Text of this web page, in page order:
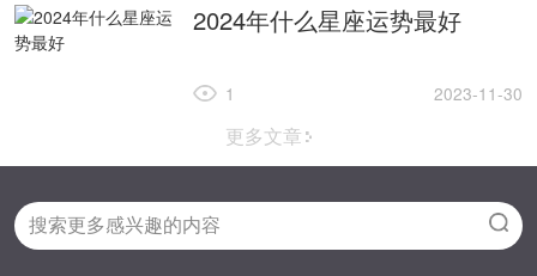
2024年什么星座运势最好
2023-11-30
1
更多文章